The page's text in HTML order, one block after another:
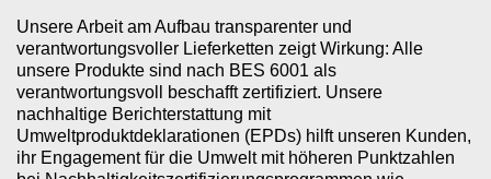
Unsere Arbeit am Aufbau transparenter und
verantwortungsvoller Lieferketten zeigt Wirkung: Alle
unsere Produkte sind nach BES 6001 als
verantwortungsvoll beschafft zertifiziert. Unsere
nachhaltige Berichterstattung mit
Umweltproduktdeklarationen (EPDs) hilft unseren Kunden,
ihr Engagement für die Umwelt mit höheren Punktzahlen